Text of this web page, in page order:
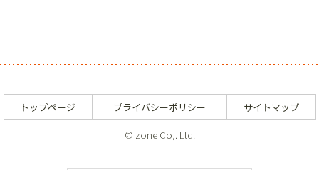
トップページ プライバシーポリシー サイトマップ
© zone Co,. Ltd.